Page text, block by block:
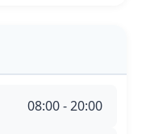
08:00 - 20:00